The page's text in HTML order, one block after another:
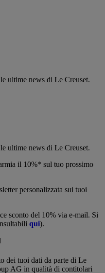
ultime news di Le Creuset.
ultime news di Le Creuset.
il 10%* sul tuo prossimo
personalizzata sui tuoi
sconto del 10% via e-mail. Si
qui).
dei tuoi dati da parte di Le
AG in qualità di contitolari